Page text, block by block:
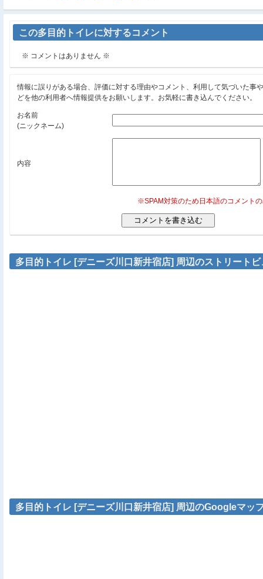
この多目的トイレに対するコメント
※ コメントはありません ※
情報に誤りがある場合、評価に対する理由やコメント、利用して気づいた事
どを他の利用者へ情報提供をお願いします。お気軽に書き込んでください。
お名前
(ニックネーム)
内容
※SPAM対策のため日本語のコメント
多目的トイレ [デニーズ川口新井宿店] 周辺のストリートビ
多目的トイレ [デニーズ川口新井宿店] 周辺のGoogleマッ